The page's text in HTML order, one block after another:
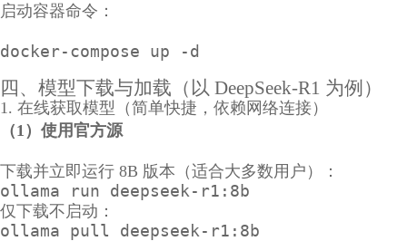
启动容器命令：
docker-compose up -d
四、模型下载与加载（以 DeepSeek-R1 为例）
1. 在线获取模型（简单快捷，依赖网络连接）
（1）使用官方源
下载并立即运行 8B 版本（适合大多数用户）：
ollama run deepseek-r1:8b
仅下载不启动：
ollama pull deepseek-r1:8b